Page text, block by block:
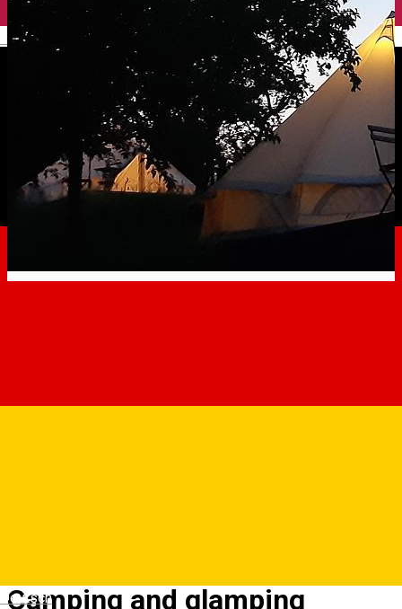
English
Deutsch
Camping and glamping